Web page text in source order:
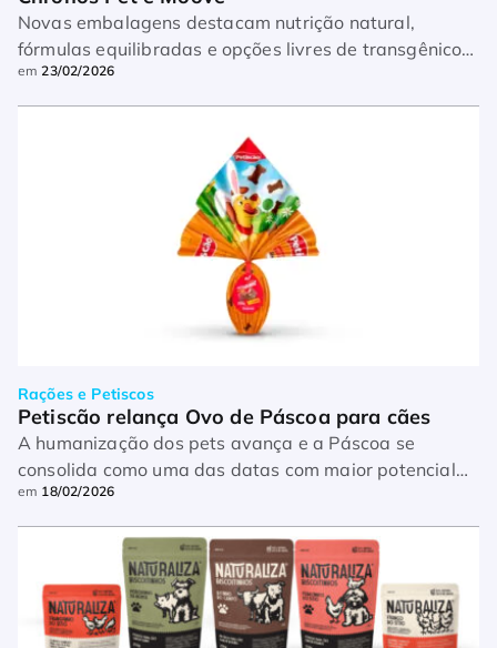
Novas embalagens destacam nutrição natural,
fórmulas equilibradas e opções livres de transgênicos
para cães e gatos
em23/02/2026
Rações e Petiscos
Petiscão relança Ovo de Páscoa para cães
A humanização dos pets avança e a Páscoa se
consolida como uma das datas com maior potencial
de ativação no varejo pet
em 18/02/2026